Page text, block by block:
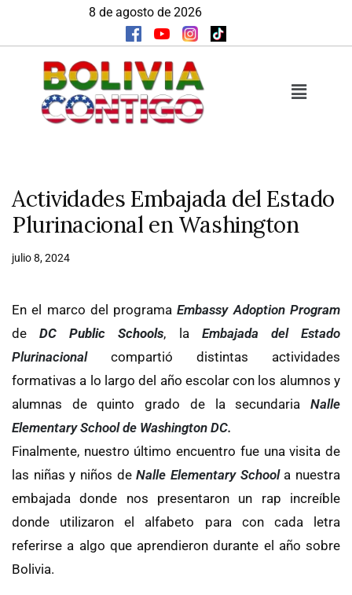
8 de agosto de 2026
Actividades Embajada del Estado
Plurinacional en Washington
julio 8, 2024
En el marco del programaEmbassy Adoption Program
deDC Public Schools, la Embajada del Estado
Plurinacionalcompartió distintas actividades
formativas a lo largo del año escolar con los alumnos y
alumnas de quinto grado de la secundaria Nalle
Elementary School de Washington DC.
Finalmente, nuestro último encuentro fue una visita de
las niñas y niños deNalle Elementary Schoola nuestra
embajada donde nos presentaron un rap increíble
donde utilizaron el alfabeto para con cada letra
referirse a algo que aprendieron durante el año sobre
Bolivia.